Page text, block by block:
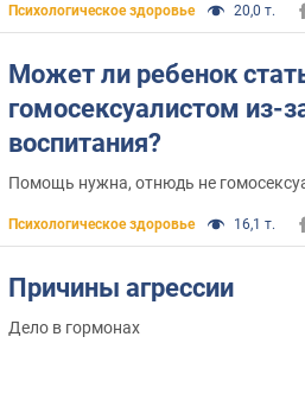
Психологическое здоровье 20,0 т.
Может ли ребенок
гомосексуалистом из-
воспитания?
Помощь нужна, отнюдь не
Психологическое здоровье 16,1 т.
Причины агрессии
Дело в гормонах